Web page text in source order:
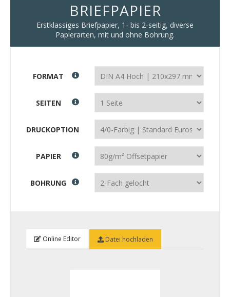
BRIEFPAPIER
Erstklassiges Briefpapier, 1- bis 2-seitig, diverse
Papierarten, mit und ohne Bohrung.
FORMAT
SEITEN
DRUCKOPTION
PAPIER
BOHRUNG
Online Editor Datei hochladen